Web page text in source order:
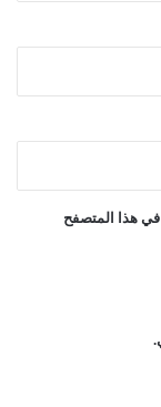
في هذا المتصفح